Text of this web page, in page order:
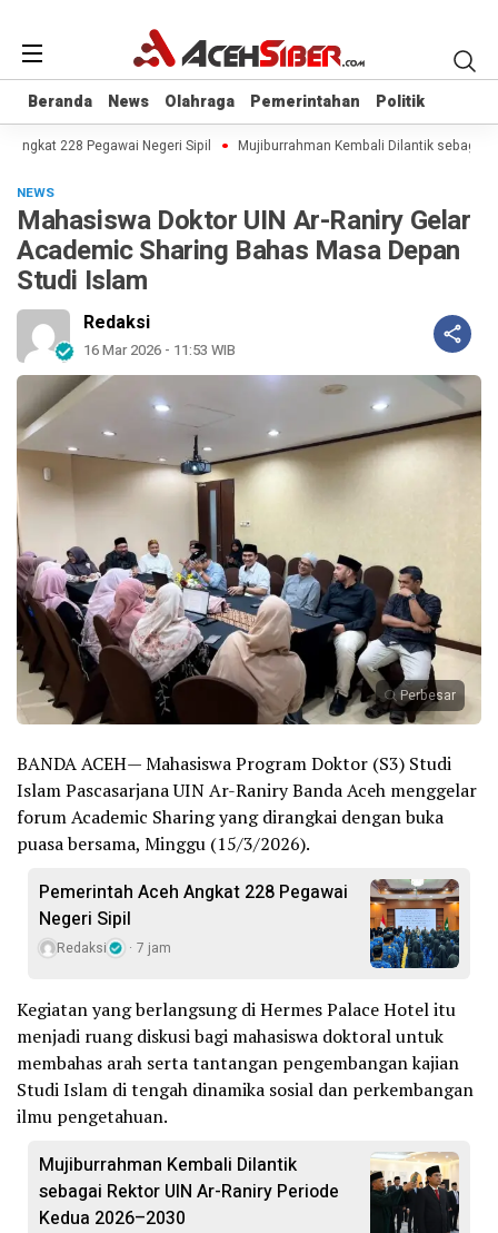
Beranda News Olahraga Pemerintahan Politik
Beranda News Olahraga Pemerintahan Politik
228 Pegawai Negeri Sipil Mujiburrahman Kembali Dilantik sebagai
NEWS
Mahasiswa Doktor UIN Ar-Raniry Gelar
Academic Sharing Bahas Masa Depan
Studi Islam
Redaksi
16 Mar 2026 - 11:53 WIB
Perbesar
BANDA ACEH— Mahasiswa Program Doktor (S3) Studi
Islam Pascasarjana UIN Ar-Raniry Banda Aceh menggelar
forum Academic Sharing yang dirangkai dengan buka
puasa bersama, Minggu (15/3/2026).
Pemerintah Aceh Angkat 228 Pegawai
Negeri Sipil
Redaksi 7 jam
Kegiatan yang berlangsung di Hermes Palace Hotel itu
menjadi ruang diskusi bagi mahasiswa doktoral untuk
membahas arah serta tantangan pengembangan kajian
Studi Islam di tengah dinamika sosial dan perkembangan
ilmu pengetahuan.
Mujiburrahman Kembali Dilantik
sebagai Rektor UIN Ar-Raniry Periode
Kedua 2026–2030